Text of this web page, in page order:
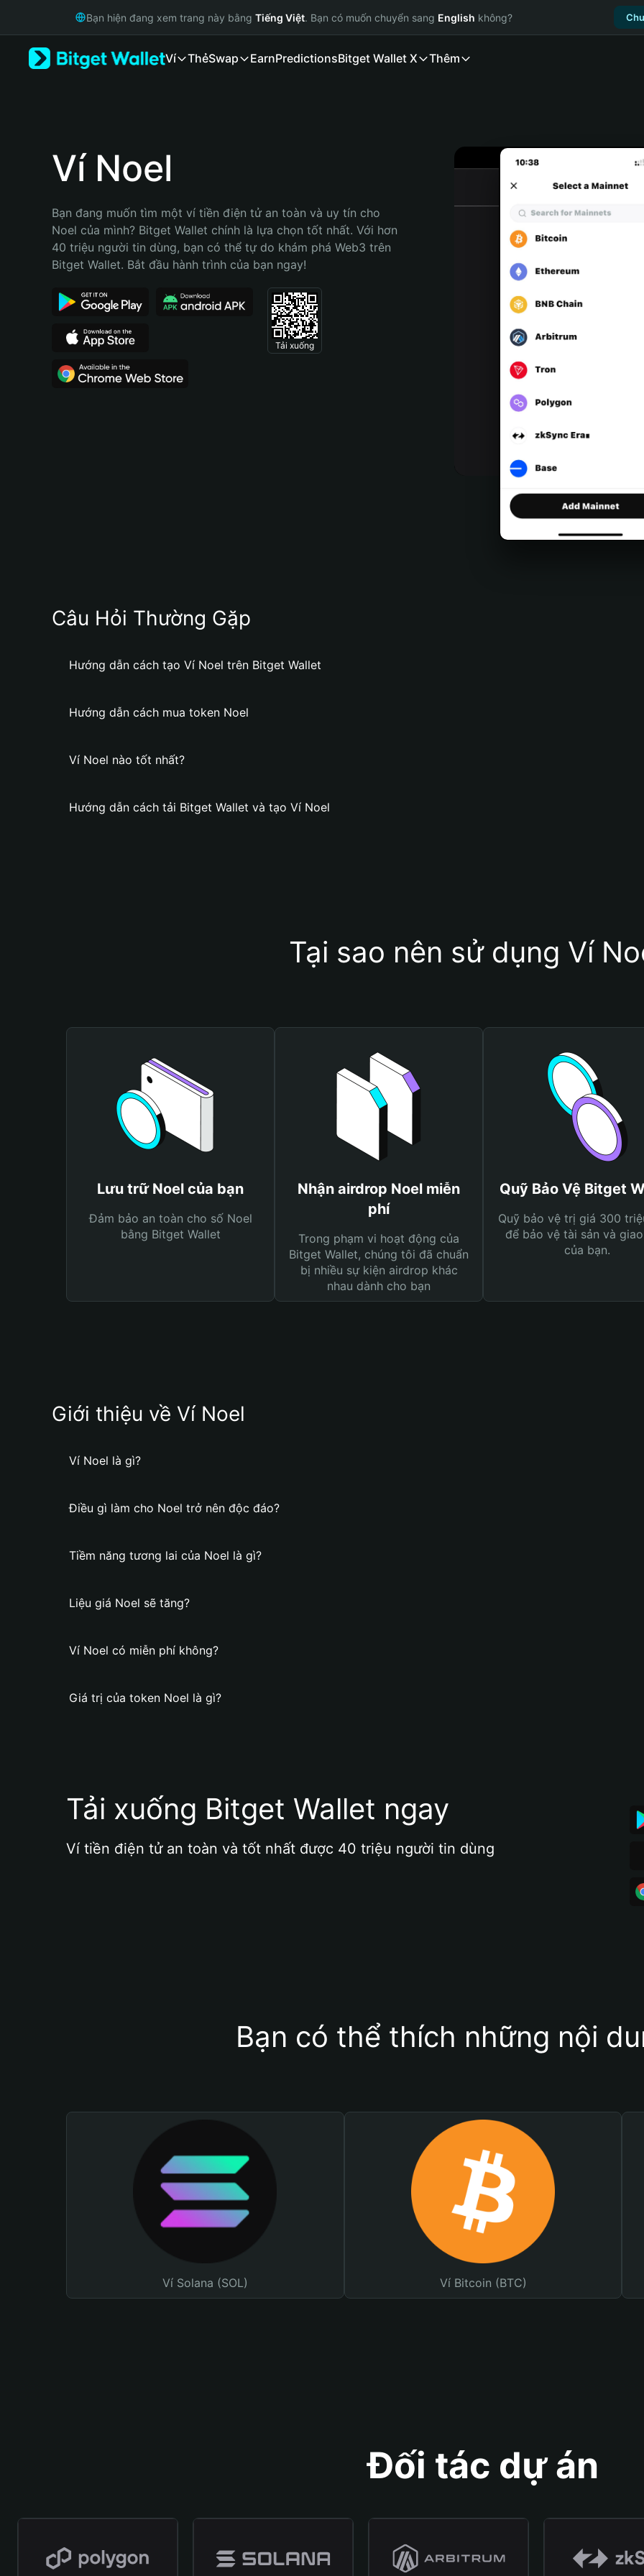
Русский
Bahasa Indonesia
Português (Brasil)
Bạn hiện đang xem trang này bằng Tiếng Việt. Bạn có muốn chuyển sang English không?
Ví ThẻSwap EarnPredictionsBitget Wallet X Thêm
Ví Noel
Bạn đang muốn tìm một ví tiền điện tử an toàn và uy tín cho
Noel của mình? Bitget Wallet chính là lựa chọn tốt nhất. Với hơn
40 triệu người tin dùng, bạn có thể tự do khám phá Web3 trên
Bitget Wallet. Bắt đầu hành trình của bạn ngay!
Tải xuống
Câu Hỏi Thường Gặp
Hướng dẫn cách tạo Ví Noel trên Bitget Wallet
Hướng dẫn cách mua token Noel
Ví Noel nào tốt nhất?
Hướng dẫn cách tải Bitget Wallet và tạo Ví Noel
Tại sao nên sử dụng Ví
Lưu trữ Noel của bạn
Đảm bảo an toàn cho số Noel
bằng Bitget Wallet
Nhận airdrop Noel miễn
phí
Trong phạm vi hoạt động của
Bitget Wallet, chúng tôi đã chuẩn
bị nhiều sự kiện airdrop khác
nhau dành cho bạn
Quỹ Bảo Vệ Bitget
Quỹ bảo vệ trị giá 300
để bảo vệ tài sản và
của bạn.
Giới thiệu về Ví Noel
Ví Noel là gì?
Điều gì làm cho Noel trở nên độc đáo?
Tiềm năng tương lai của Noel là gì?
Liệu giá Noel sẽ tăng?
Ví Noel có miễn phí không?
Giá trị của token Noel là gì?
Tải xuống Bitget Wallet ngay
Ví tiền điện tử an toàn và tốt nhất được 40 triệu người tin dùng
Bạn có thể thích những nội
Ví Solana (SOL) Ví Bitcoin (BTC)
Đối tác dự án